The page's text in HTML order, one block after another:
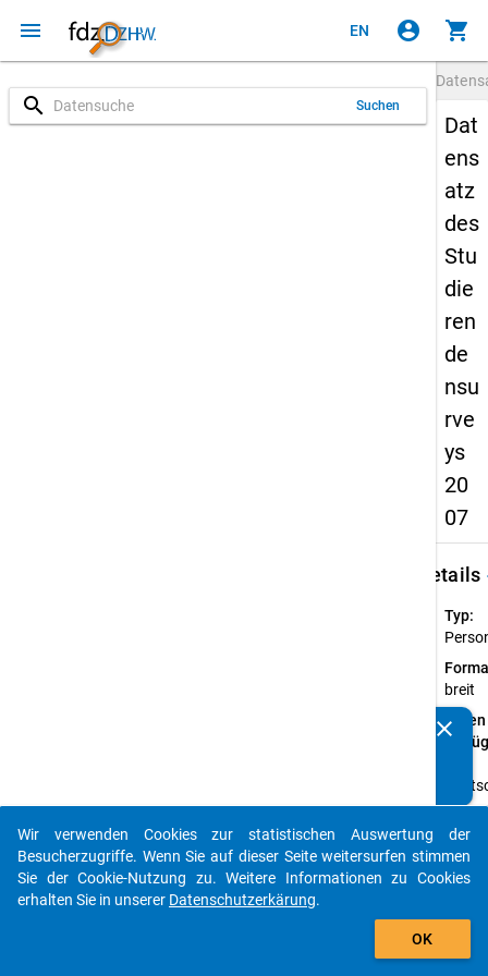
menu EN account_circle shopping_cart
search Suchen
Dat
ens
atz
des
Stu
die
ren
de
nsu
rve
ys
20
07
Details
Typ:
breit
Daten
Verfügbare
clear
auto_stories
add_shopping_cart
Wir verwenden Cookies zur statistischen Auswertung der
Besucherzugriffe. Wenn Sie auf dieser Seite weitersurfen stimmen
Sie der Cookie-Nutzung zu. Weitere Informationen zu Cookies
erhalten Sie in unserer Datenschutzerkärung.
OK